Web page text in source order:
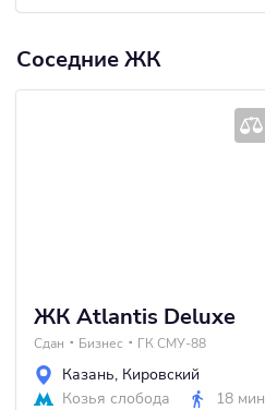
Соседние ЖК
ЖК Atlantis Deluxe
Сдан Бизнес ГК СМУ-88
Казань, Кировский
Козья слобода
18 мин